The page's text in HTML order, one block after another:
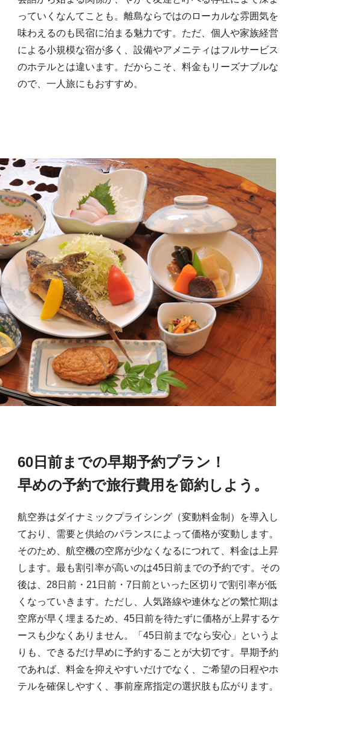
っていくなんてことも。離島ならではのローカルな雰囲気を
味わえるのも民宿に泊まる魅力です。ただ、個人や家族経営
による小規模な宿が多く、設備やアメニティはフルサービス
のホテルとは違います。だからこそ、料金もリーズナブルな
ので、一人旅にもおすすめ。
60日前までの早期予約プラン！
早めの予約で旅行費用を節約しよう。
航空券はダイナミックプライシング（変動料金制）を導入し
ており、需要と供給のバランスによって価格が変動します。
そのため、航空機の空席が少なくなるにつれて、料金は上昇
します。最も割引率が高いのは45日前までの予約です。その
後は、28日前・21日前・7日前といった区切りで割引率が低
くなっていきます。ただし、人気路線や連休などの繁忙期は
空席が早く埋まるため、45日前を待たずに価格が上昇するケ
ースも少なくありません。「45日前までなら安心」というよ
りも、できるだけ早めに予約することが大切です。早期予約
であれば、料金を抑えやすいだけでなく、ご希望の日程やホ
テルを確保しやすく、事前座席指定の選択肢も広がります。